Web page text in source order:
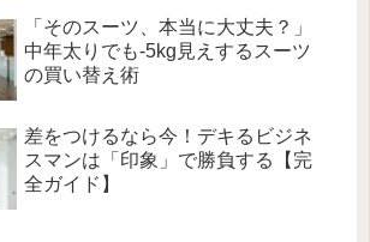
「そのスーツ、本当に大丈夫？」
中年太りでも-5kg見えするスーツ
の買い替え術
差をつけるなら今！デキるビジネ
スマンは「印象」で勝負する【完
全ガイド】